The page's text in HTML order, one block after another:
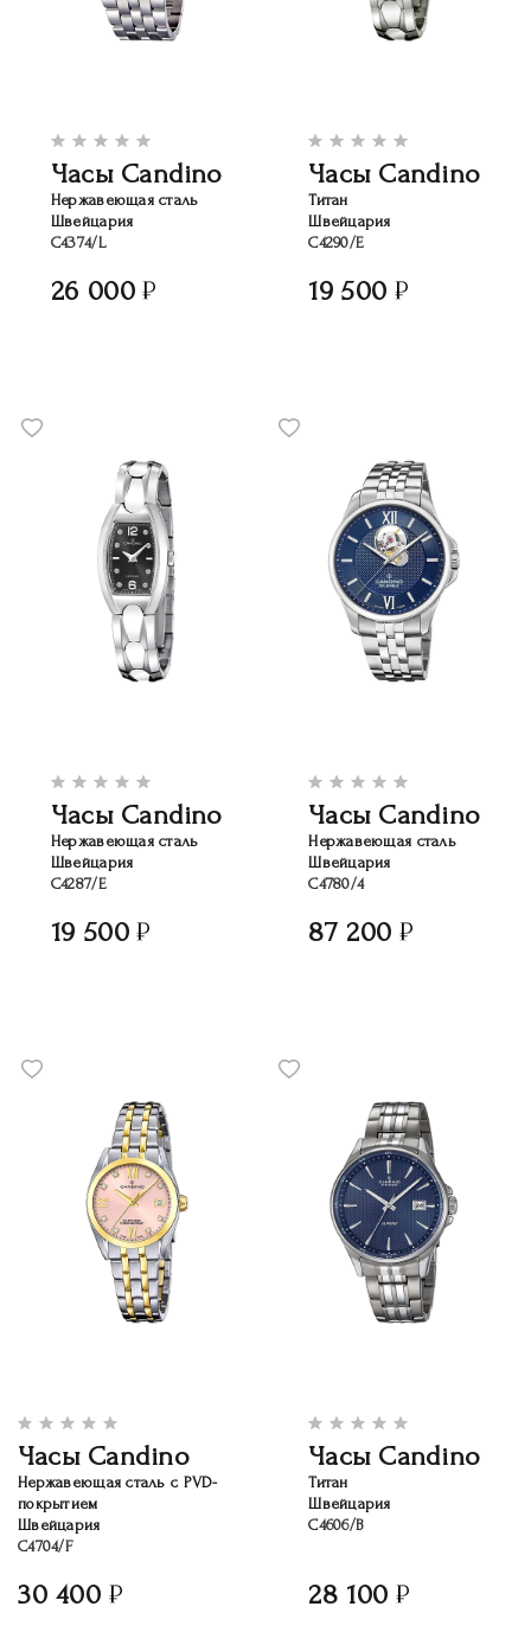
Часы Candino
Нержавеющая сталь
Швейцария
C4374/L
26 000
Часы Candino
Титан
Швейцария
C4290/E
19 500
Часы Candino
Нержавеющая сталь
Швейцария
C4287/E
19 500
Часы Candino
Нержавеющая сталь
Швейцария
C4780/4
87 200
Часы Candino
Нержавеющая сталь c PVD-
покрытием
Швейцария
C4704/F
30 400
Часы Candino
Титан
Швейцария
C4606/B
28 100